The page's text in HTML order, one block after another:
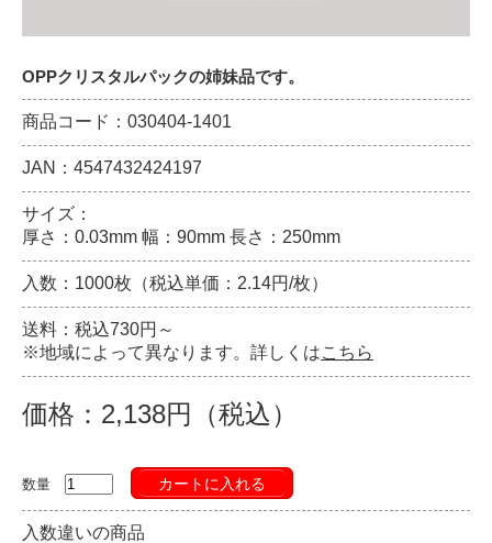
OPPクリスタルパックの姉妹品です。
商品コード：030404-1401
JAN：4547432424197
サイズ：
厚さ：0.03mm 幅：90mm 長さ：250mm
入数：1000枚（税込単価：2.14円/枚）
送料：税込730円～
※地域によって異なります。詳しくはこちら
価格：2,138円（税込）
数量 カートに入れる
入数違いの商品